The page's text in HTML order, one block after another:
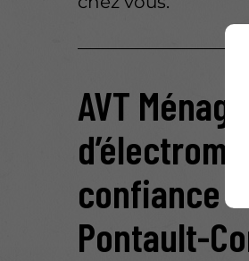
AVT
confiance
Pontault-